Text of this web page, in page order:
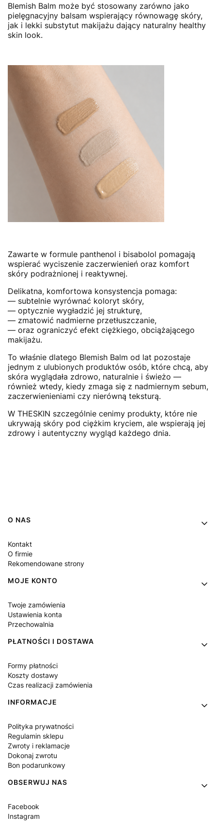
Blemish Balm może być stosowany zarówno jako
pielęgnacyjny balsam wspierający równowagę skóry,
jak i lekki substytut makijażu dający naturalny healthy
skin look.
Zawarte w formule panthenol i bisabolol pomagają
wspierać wyciszenie zaczerwienień oraz komfort
skóry podrażnionej i reaktywnej.
Delikatna, komfortowa konsystencja pomaga:
— subtelnie wyrównać koloryt skóry,
— optycznie wygładzić jej strukturę,
— zmatowić nadmierne przetłuszczanie,
— oraz ograniczyć efekt ciężkiego, obciążającego
makijażu.
To właśnie dlatego Blemish Balm od lat pozostaje
jednym z ulubionych produktów osób, które chcą, aby
skóra wyglądała zdrowo, naturalnie i świeżo —
również wtedy, kiedy zmaga się z nadmiernym sebum,
zaczerwienieniami czy nierówną teksturą.
W THESKIN szczególnie cenimy produkty, które nie
ukrywają skóry pod ciężkim kryciem, ale wspierają jej
zdrowy i autentyczny wygląd każdego dnia.
Linki w stopce
O NAS
Kontakt
O firmie
Rekomendowane strony
MOJE KONTO
Twoje zamówienia
Ustawienia konta
Przechowalnia
PŁATNOŚCI I DOSTAWA
Formy płatności
Koszty dostawy
Czas realizacji zamówienia
INFORMACJE
Polityka prywatności
Regulamin sklepu
Zwroty i reklamacje
Dokonaj zwrotu
Bon podarunkowy
OBSERWUJ NAS
Facebook
Instagram